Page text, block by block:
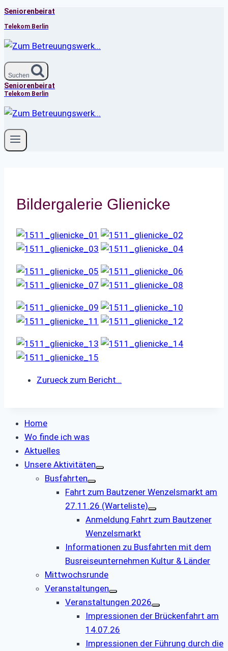
Zum
Inhalt
springen
Seniorenbeirat
Telekom Berlin
Suchen
Seniorenbeirat
Telekom Berlin
Bildergalerie Glienicke
Zurueck zum Bericht…
Home
Wo finde ich was
Aktuelles
Unsere Aktivitäten
Busfahrten
Fahrt zum Bautzener Wenzelsmarkt am
27.11.26 (Warteliste)
Anmeldung Fahrt zum Bautzener
Wenzelsmarkt
Informationen zu Busfahrten mit dem
Busreiseunternehmen Kultur & Länder
Mittwochsrunde
Veranstaltungen
Veranstaltungen 2026
Impressionen der Brückenfahrt am
14.07.26
Impressionen der Führung durch die